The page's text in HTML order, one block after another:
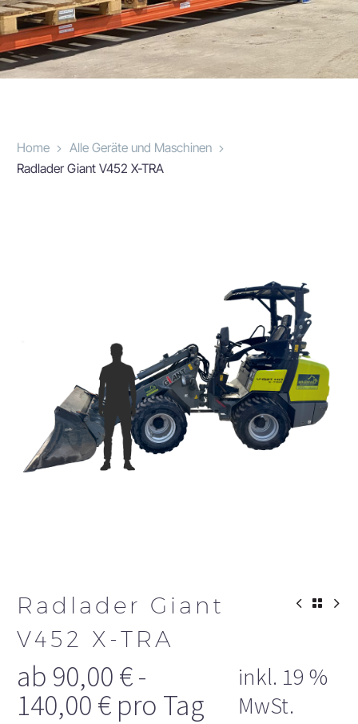
Home
Alle Geräte und Maschinen
Radlader Giant V452 X-TRA
Radlader Giant
V452 X-TRA
ab 90,00 €-
140,00 € pro Tag
inkl. 19 %
MwSt.